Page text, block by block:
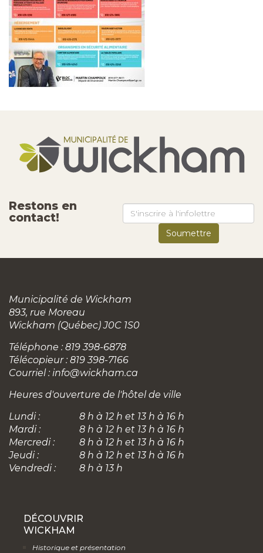
Restons en
contact!
Municipalité de Wickham
893, rue Moreau
Wickham (Québec) J0C 1S0
Téléphone : 819 398-6878
Télécopieur : 819 398-7166
Courriel : info@wickham.ca
Heures d'ouverture de l'hôtel de ville
Lundi :
8 h à 12 h et 13 h à 16 h
Mardi :
8 h à 12 h et 13 h à 16 h
Mercredi :
8 h à 12 h et 13 h à 16 h
Jeudi :
8 h à 12 h et 13 h à 16 h
Vendredi :
8 h à 13 h
DÉCOUVRIR
WICKHAM
Historique et présentation